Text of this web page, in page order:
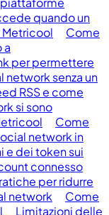
quando un
Metricool
Come
a
per permettere
network senza un
RSS e come
si sono
Come
network in
e dei token sui
connesso
per ridurre
network
Come
Limitazioni delle